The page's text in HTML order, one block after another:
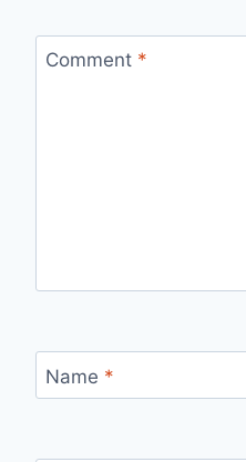
Comment *
Name *